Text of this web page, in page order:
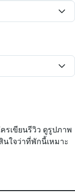
รเขียนรีวิว ดูรูปภาพ
ใจว่าที่พักนี้เหมาะ